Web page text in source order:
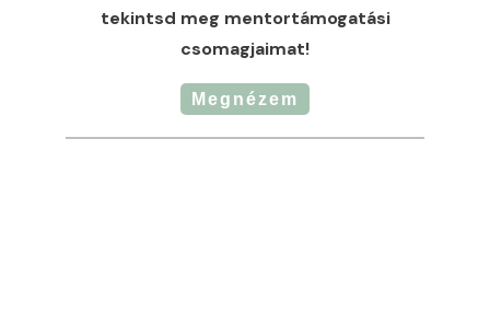
tekintsd meg mentortámogatási
csomagjaimat!
Megnézem